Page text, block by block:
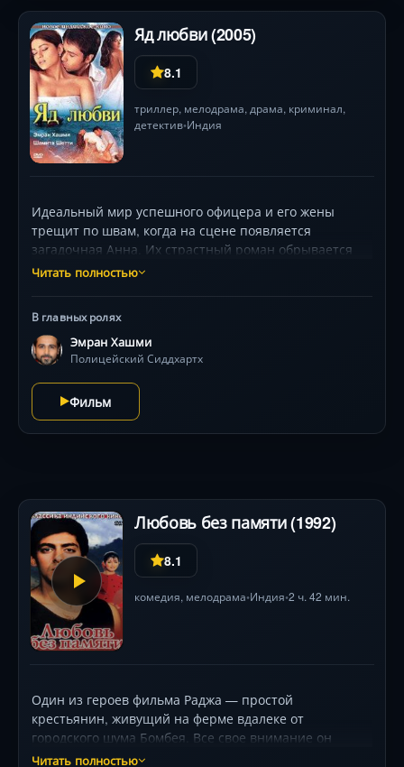
Яд любви (2005)
8.1
триллер, мелодрама, драма, криминал,
детектив•Индия
Идеальный мир успешного офицера и его жены
трещит по швам, когда на сцене появляется
загадочная Анна. Их страстный роман обрывается
шокирующим убийством, после которого герой
невиновность, но и скрыть измену от любимой
супруги. Среди живописных пейзажей Гоа
разворачивается опасная игра с непредсказуемыми
поворотами, где правда приправлена ложью, а
доверие граничит с предательством. Эмран Хашми,
Шамита Шетти и Удита Госвами мастерски передают
накал эмоций в этом триллере о любви, ставшей
Читать полностью
В главных ролях
Эмран Хашми
Полицейский Сиддхартх
Фильм
Любовь без памяти (1992)
8.1
комедия, мелодрама•Индия•2 ч. 42 мин.
Один из героев фильма Раджа — простой
крестьянин, живущий на ферме вдалеке от
городского шума Бомбея. Все свое внимание он
уделяет трем племянникам — Даббу, Моту и Чхоти,
Читать полностью